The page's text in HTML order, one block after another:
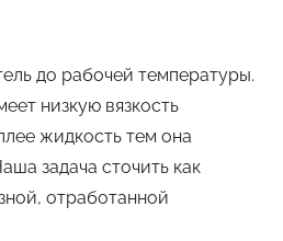
до рабочей температуры.
низкую вязкость
жидкость тем она
задача сточить как
отработанной